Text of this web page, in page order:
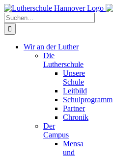
Zum
Inhalt
springen
Facebook
X
Instagram
Pinterest
Suche
nach:
Wir an der Luther
Die
Lutherschule
Unsere
Schule
Leitbild
Schulprogramm
Partner
Chronik
Der
Campus
Mensa
und